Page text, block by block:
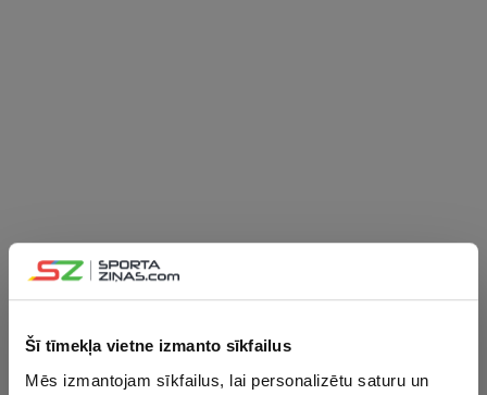
Šī tīmekļa vietne izmanto sīkfailus
Mēs izmantojam sīkfailus, lai personalizētu saturu un